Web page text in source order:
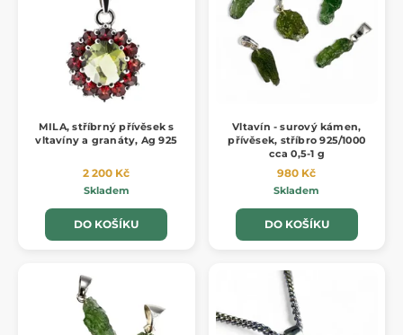
MILA, stříbrný přívěsek s
vltavíny a granáty, Ag 925
2 200 Kč
Skladem
DO KOŠÍKU
Vltavín - surový kámen,
přívěsek, stříbro 925/1000
cca 0,5-1 g
980 Kč
Skladem
DO KOŠÍKU